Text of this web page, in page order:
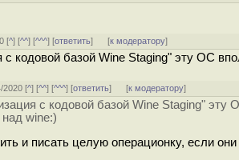
[^] [^^] [^^^] [ответить] [к модератору]
кодовой базой Wine Staging" эту ОС
2020 [^] [^^] [^^^] [ответить] [к модератору]
с кодовой базой Wine Staging" эту
wine:)
и писать целую операционку, если